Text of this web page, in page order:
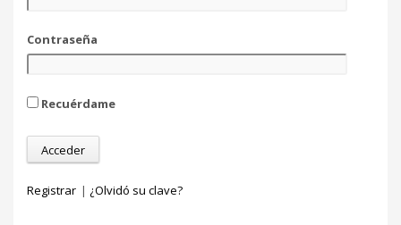
Contraseña
Recuérdame
Registrar | ¿Olvidó su clave?